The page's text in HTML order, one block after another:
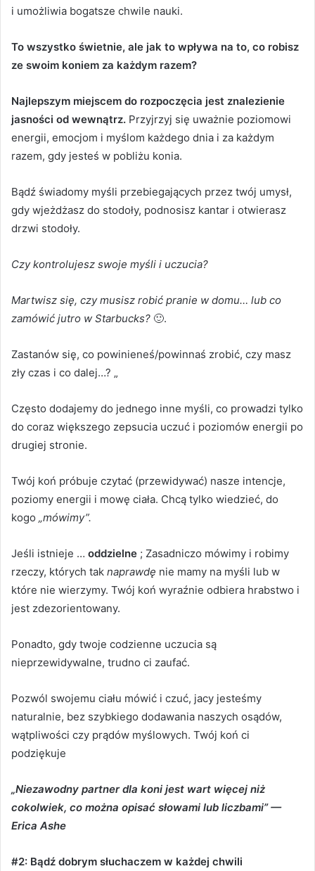
i umożliwia bogatsze chwile nauki.
To wszystko świetnie, ale jak to wpływa na to, co robisz
ze swoim koniem za każdym razem?
Najlepszym miejscem do rozpoczęcia jest znalezienie
jasności od wewnątrz. Przyjrzyj się uważnie poziomowi
energii, emocjom i myślom każdego dnia i za każdym
razem, gdy jesteś w pobliżu konia.
Bądź świadomy myśli przebiegających przez twój umysł,
gdy wjeżdżasz do stodoły, podnosisz kantar i otwierasz
drzwi stodoły.
Czy kontrolujesz swoje myśli i uczucia?
Martwisz się, czy musisz robić pranie w domu… ​​lub co
zamówić jutro w Starbucks? 🙂.
Zastanów się, co powinieneś/powinnaś zrobić, czy masz
zły czas i co dalej…? „
Często dodajemy do jednego inne myśli, co prowadzi tylko
do coraz większego zepsucia uczuć i poziomów energii po
drugiej stronie.
Twój koń próbuje czytać (przewidywać) nasze intencje,
poziomy energii i mowę ciała. Chcą tylko wiedzieć, do
kogo „mówimy”.
Jeśli istnieje … oddzielne ; Zasadniczo mówimy i robimy
rzeczy, których tak naprawdę nie mamy na myśli lub w
które nie wierzymy. Twój koń wyraźnie odbiera hrabstwo i
jest zdezorientowany.
Ponadto, gdy twoje codzienne uczucia są
nieprzewidywalne, trudno ci zaufać.
Pozwól swojemu ciału mówić i czuć, jacy jesteśmy
naturalnie, bez szybkiego dodawania naszych osądów,
wątpliwości czy prądów myślowych. Twój koń ci
podziękuje
„Niezawodny partner dla koni jest wart więcej niż
cokolwiek, co można opisać słowami lub liczbami” —
Erica Ashe
#2: Bądź dobrym słuchaczem w każdej chwili